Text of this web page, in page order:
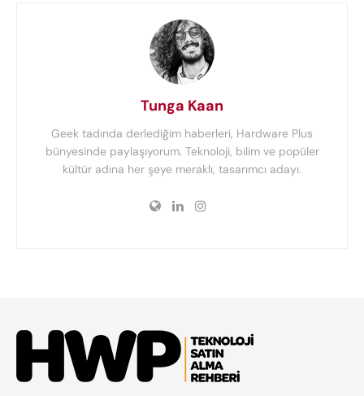
Tunga Kaan
Geek tadında derlediğim haberleri, Hardware Plus
bünyesinde paylaşıyorum. Teknoloji, bilim ve popüler
kültür adına her şeye meraklı, tasarımcı adayı.